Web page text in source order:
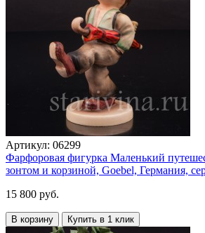
Артикул: 06299
Фарфоровая фигурка Маленький
зонтом и корзиной, Goebel, Германия,
15 800 руб.
В корзину Купить в 1 клик